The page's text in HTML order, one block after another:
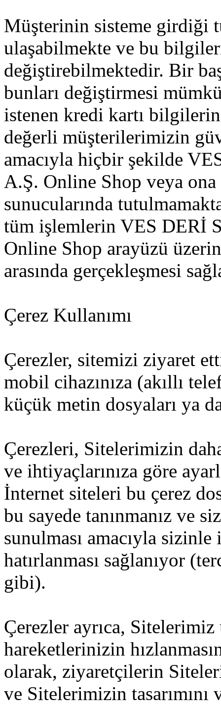
Müşterinin sisteme girdiği
ulaşabilmekte ve bu
değiştirebilmektedir. Bir
bunları değiştirmesi
istenen kredi kartı
değerli müşterilerimizin
amacıyla hiçbir şekilde
A.Ş. Online Shop veya
sunucularında
tüm işlemlerin VES DERİ
Online Shop arayüzü
arasında gerçekleşmesi
Çerez Kullanımı
Çerezler, sitemizi ziyaret
mobil cihazınıza (akıllı
küçük metin dosyaları ya
Çerezleri, Sitelerimizin
ve ihtiyaçlarınıza göre
İnternet siteleri bu çerez
bu sayede tanınmanız ve
sunulması amacıyla
hatırlanması sağlanıyor
gibi).
Çerezler ayrıca,
hareketlerinizin
olarak, ziyaretçilerin
ve Sitelerimizin tasarımını